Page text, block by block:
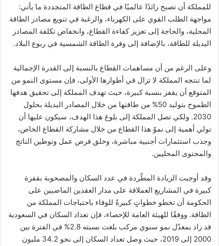
للمملكة أن تصبح رائدًا عالميًا في قطاع الطاقة المتجددة ما يأتي:
مواجهة الطلب القوي على الكهرباء، والرغبة في تنويع مصادر الطاقة
المحلية، والحاجة إلى تعزيز كفاءة القطاع، وانخفاض تكلفة المصادر
البديلة للطاقة، بالإضافة إلى وفرة الطاقة الشمسية في ربوع البلاد.
وعلى الرغم من أن مساهمات القطاع بالنسبة إلى القدرة الإجمالية
لما تنتجه المملكة لا تزال في أطوارها الأولى، فإن مستوى النمو من
المتوقع أن يقفز بنسبة كبيرة، حيث تهدف المملكة إلى تحقيق هدفها
الطموح بتوليد 50% من طاقتها من خلال المصادر البديلة بحلول
2030. ولكي تصل المملكة إلى بلوغ هذا الهدف، سيكون عليها أن
تولي أهمية إلى نموّ هذا القطاع من خلال مشاركة القطاع الخاص،
وجذب استثمارات أجنبية مباشرة، وخلق فرص عمل وتوطين الناتج
والمحتوى المحليين.
وقد أوجبت الزيادة المطّردة في عدد السكان والمصحوبة بقفزة
كبيرة في المشاريع العملاقة على مدار العقدين الماضيين على
الحكومة أن تخطو خطواتٍ كبيرةً للوفاء باحتياجات المملكة من
الطاقة. ووفقًا للهيئة العامة للإحصاء، فإن تعداد السكان في السعودية
قد زاد بمعدّل نمو سنوي مركب بلغت نسبته 2.8% في الفترة بين
2000 إلى 2019، حيث وصل تعداد السكان إلى نحو 34.2 مليون